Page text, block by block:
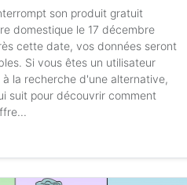
son produit gratuit
domestique le 17 décembre
cette date, vos données seront
Si vous êtes un utilisateur
à la recherche d'une alternative,
suit pour découvrir comment